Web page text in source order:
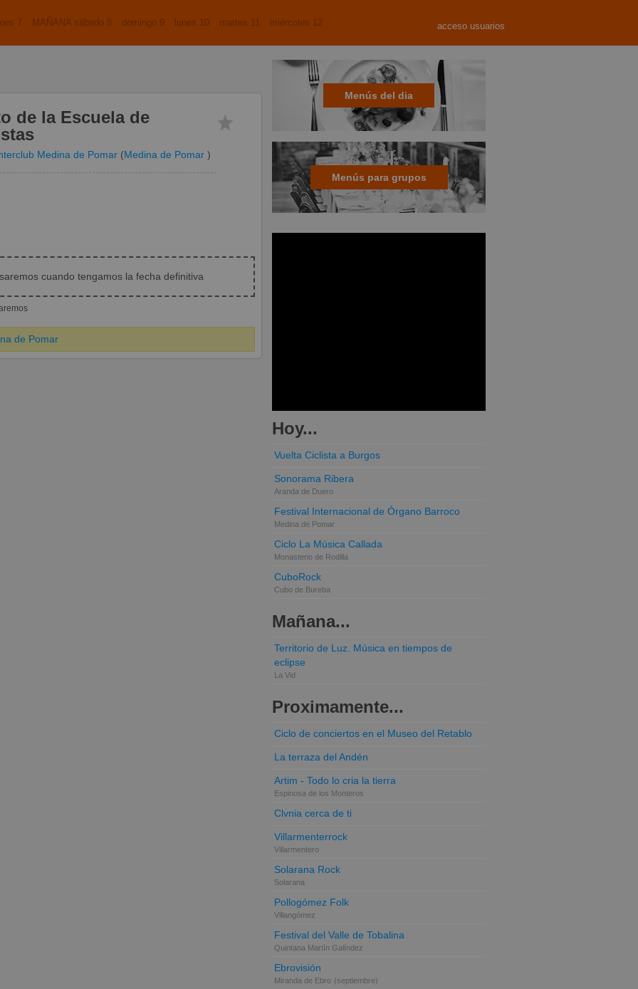
acceso usuarios
7 MAÑANA sábado 8 domingo 9 lunes 10 martes 11 miércoles 12
de la Escuela de
Medina de Pomar ( Medina de Pomar )
cuando tengamos la fecha definitiva
de Pomar
Menús del dia
Menús para grupos
Hoy...
Vuelta Ciclista a Burgos
Sonorama Ribera
Aranda de Duero
Festival Internacional de Órgano Barroco
Medina de Pomar
Ciclo La Música Callada
Monasterio de Rodilla
CuboRock
Cubo de Bureba
Mañana...
Territorio de Luz. Música en tiempos de
eclipse
La Vid
Proximamente...
Ciclo de conciertos en el Museo del Retablo
La terraza del Andén
Artim - Todo lo cria la tierra
Espinosa de los Monteros
Clvnia cerca de ti
Villarmenterrock
Villarmentero
Solarana Rock
Solarana
Pollogómez Folk
Villangómez
Festival del Valle de Tobalina
Quintana Martín Galíndez
Ebrovisión
Miranda de Ebro (septiembre)